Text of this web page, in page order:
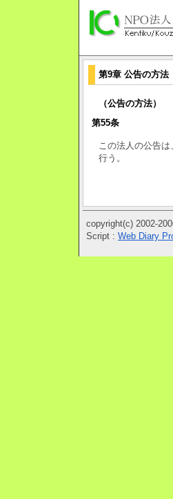
第9章 公告の方法
（公告の方法）
第55条
この法人の公告
行う。
copyright(c) 2002-
Script : Web Diary